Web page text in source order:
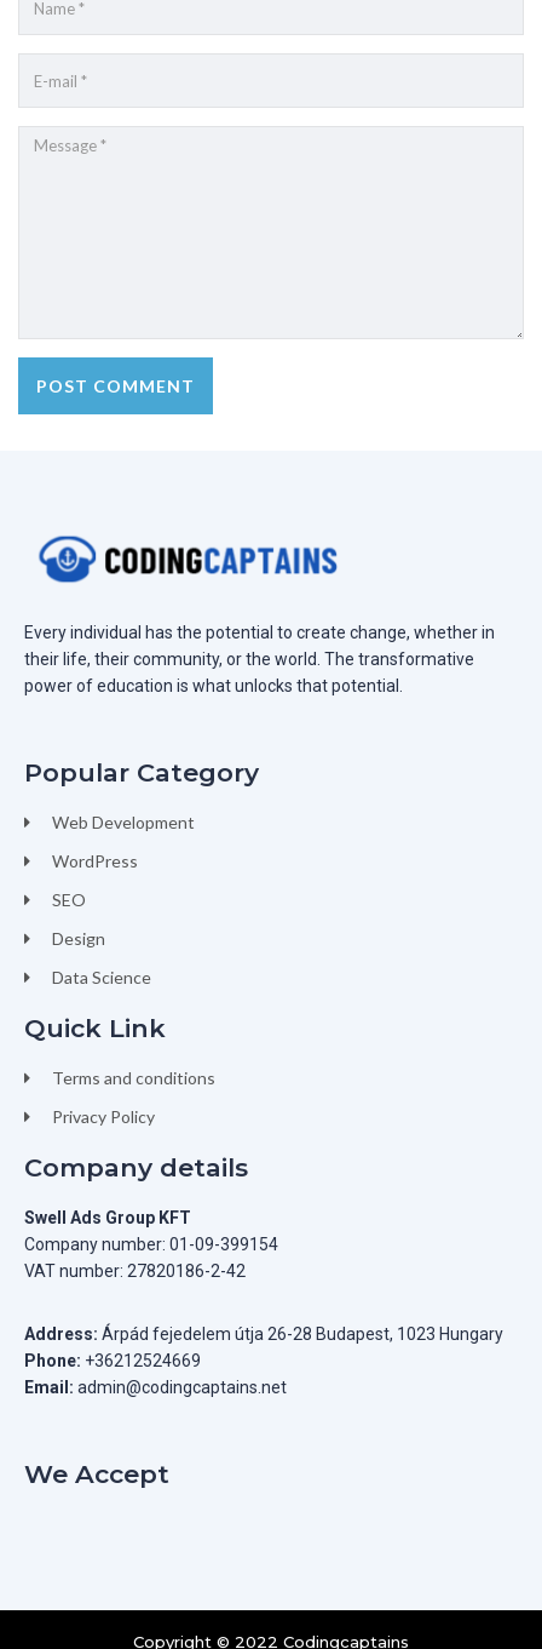
Every individual has the potential to create change, whether in
their life, their community, or the world. The transformative
power of education is what unlocks that potential.
Popular Category
Web Development
WordPress
SEO
Design
Data Science
Quick Link
Terms and conditions
Privacy Policy
Company details
Swell Ads Group KFT
Company number: 01-09-399154
VAT number: 27820186-2-42
Address: Árpád fejedelem útja 26-28 Budapest, 1023 Hungary
Phone: +36212524669
Email: admin@codingcaptains.net
We Accept
Copyright © 2022 Codingcaptains